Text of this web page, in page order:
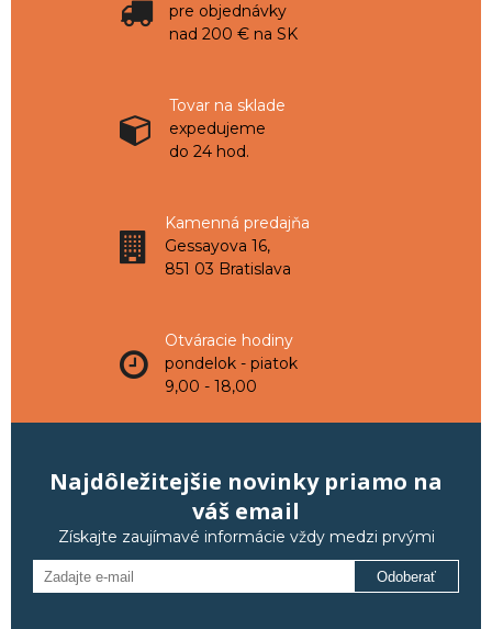
pre objednávky
nad 200 € na SK
Tovar na sklade
expedujeme
do 24 hod.
Kamenná predajňa
Gessayova 16,
851 03 Bratislava
Otváracie hodiny
pondelok - piatok
9,00 - 18,00
Najdôležitejšie novinky priamo na
váš email
Získajte zaujímavé informácie vždy medzi prvými
Odoberať